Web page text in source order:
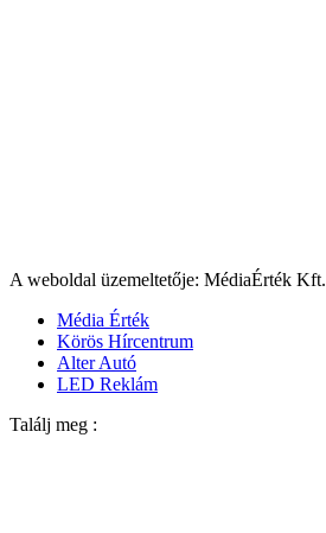
A weboldal üzemeltetője: MédiaÉrték Kft.
Média Érték
Körös Hírcentrum
Alter Autó
LED Reklám
Találj meg :